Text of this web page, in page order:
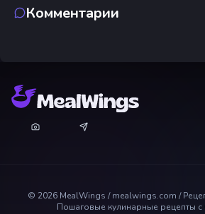
Комментарии
© 2026 MealWings / mealwings.com /
Пошаговые кулинарные рецепты